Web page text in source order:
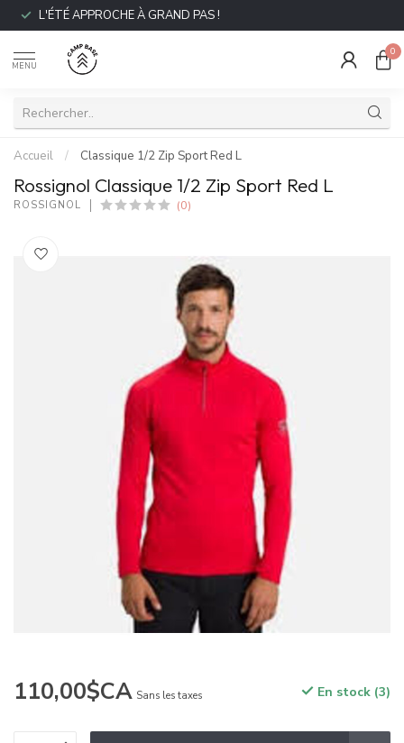
L'ÉTÉ APPROCHE À GRAND PAS !
MENU
0
Accueil / Classique 1/2 Zip Sport Red L
Rossignol Classique 1/2 Zip Sport Red L
ROSSIGNOL (0)
110,00$CA Sans les taxes En stock (3)